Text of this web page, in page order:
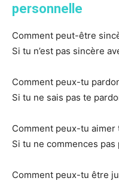
personnelle
Comment peut-être
Si tu n’est pas sincère
Comment peux-tu
Si tu ne sais pas te
Comment peux-tu aimer
Si tu ne commences pas
Comment peux-tu être